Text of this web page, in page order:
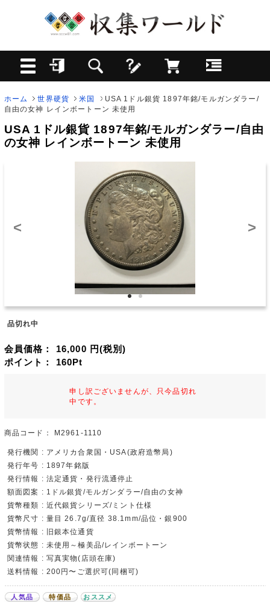
ホーム 世界硬貨 米国
USA 1ドル銀貨 1897年銘/モルガンダラー/
自由の女神 レインボートーン 未使用
USA 1ドル銀貨 1897年銘/モルガンダラー/自由
の女神 レインボートーン 未使用
< >
品切れ中
会員価格： 16,000 円(税別)
ポイント： 160Pt
申し訳ございませんが、只今品切れ
中です。
商品コード： M2961-1110
発行機関 : アメリカ合衆国・USA(政府造幣局)
発行年号 : 1897年銘版
発行情報 : 法定通貨・発行流通停止
額面図案 : 1ドル銀貨/モルガンダラー/自由の女神
貨幣種類 : 近代銀貨シリーズ/ミント仕様
貨幣尺寸 : 量目 26.7g/直径 38.1mm/品位・銀900
貨幣情報 : 旧銀本位通貨
貨幣状態 : 未使用～極美品/レインボートーン
関連情報 : 写真実物(店頭在庫)
送料情報 : 200円〜ご選択可(同梱可)
人気品 特価品 おススメ